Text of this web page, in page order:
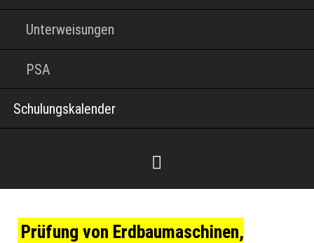
Unterweisungen
PSA
Schulungskalender
Facebook
Prüfung von Erdbau­maschinen,